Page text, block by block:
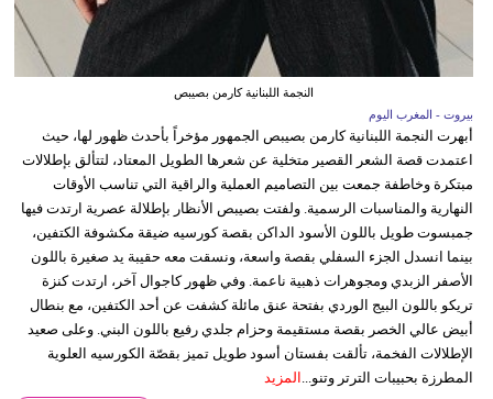
النجمة اللبنانية كارمن بصيبص
بيروت - المغرب اليوم
أبهرت النجمة اللبنانية كارمن بصيبص الجمهور مؤخراً بأحدث ظهور لها، حيث
اعتمدت قصة الشعر القصير متخلية عن شعرها الطويل المعتاد، لتتألق بإطلالات
مبتكرة وخاطفة جمعت بين التصاميم العملية والراقية التي تناسب الأوقات
النهارية والمناسبات الرسمية. ولفتت بصيبص الأنظار بإطلالة عصرية ارتدت فيها
جمبسوت طويل باللون الأسود الداكن بقصة كورسيه ضيقة مكشوفة الكتفين،
بينما انسدل الجزء السفلي بقصة واسعة، ونسقت معه حقيبة يد صغيرة باللون
الأصفر الزبدي ومجوهرات ذهبية ناعمة. وفي ظهور كاجوال آخر، ارتدت كنزة
تريكو باللون البيج الوردي بفتحة عنق مائلة كشفت عن أحد الكتفين، مع بنطال
أبيض عالي الخصر بقصة مستقيمة وحزام جلدي رفيع باللون البني. وعلى صعيد
الإطلالات الفخمة، تألقت بفستان أسود طويل تميز بقصّة الكورسيه العلوية
المطرزة بحبيبات الترتر وتنو... المزيد